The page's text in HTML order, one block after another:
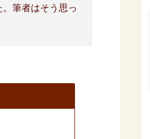
筆者はそう思っ